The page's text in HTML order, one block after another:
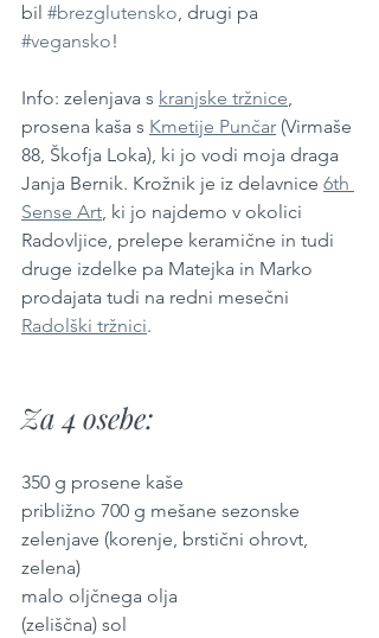
bil #brezglutensko, drugi pa
#vegansko!
Info: zelenjava s kranjske tržnice,
prosena kaša s Kmetije Punčar (Virmaše
88, Škofja Loka), ki jo vodi moja draga
Janja Bernik. Krožnik je iz delavnice 6th
Sense Art, ki jo najdemo v okolici
Radovljice, prelepe keramične in tudi
druge izdelke pa Matejka in Marko
prodajata tudi na redni mesečni
Radolški tržnici.
Za 4 osebe:
350 g prosene kaše
približno 700 g mešane sezonske
zelenjave (korenje, brstični ohrovt,
zelena)
malo oljčnega olja
(zeliščna) sol